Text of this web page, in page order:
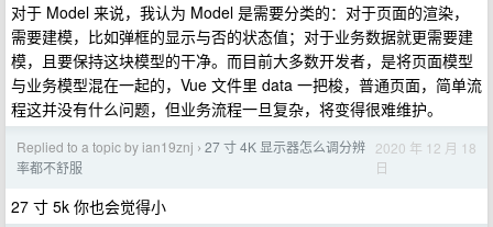
对于 Model 来说，我认为 Model 是需要分类的：对于页面的渲染，
需要建模，比如弹框的显示与否的状态值；对于业务数据就更需要建
模，且要保持这块模型的干净。而目前大多数开发者，是将页面模型
与业务模型混在一起的，Vue 文件里 data 一把梭，普通页面，简单流
程这并没有什么问题，但业务流程一旦复杂，将变得很难维护。
Replied to a topic by ian19znj › 27 寸 4K 显示器怎么调分辨
率都不舒服
2020 年 12 月 18
日
27 寸 5k 你也会觉得小